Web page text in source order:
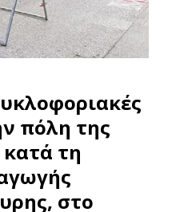
πόλη της
τη
στο